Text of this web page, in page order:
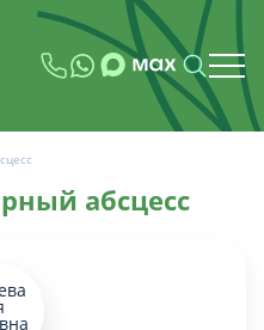
абсцесс